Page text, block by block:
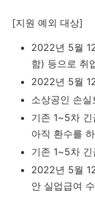
[지원 예외 대상]
2022년 5월
함) 등으로 취
2022년 5월
소상공인 손
기존 1~5차
아직 환수를
기존 1~5차
2022년 5월
안 실업급여